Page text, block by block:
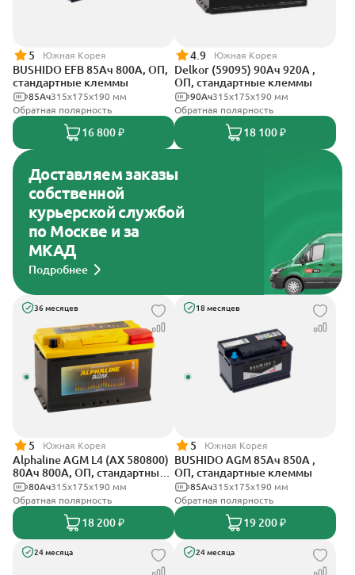
5 Южная Корея
BUSHIDO EFB 85Ач 800А, ОП,
стандартные клеммы
315x175x190 мм
85Ач
Обратная полярность
16 800 ₽
4.9 Южная Корея
Delkor (59095) 90Ач 920А ,
ОП, стандартные клеммы
315x175x190 мм
90Ач
Обратная полярность
18 100 ₽
Доставляем заказы
собственной
курьерской службой
по Москве и за
МКАД
Подробнее
36 месяцев
5 Южная Корея
Alphaline AGM L4 (AX 580800)
80Ач 800А, ОП, стандартные
клеммы315х175х190 мм
80Ач
Обратная полярность
18 200 ₽
18 месяцев
5 Южная Корея
BUSHIDO AGM 85Ач 850А ,
ОП, стандартные клеммы
315x175x190 мм
85Ач
Обратная полярность
19 200 ₽
24 месяца 24 месяца